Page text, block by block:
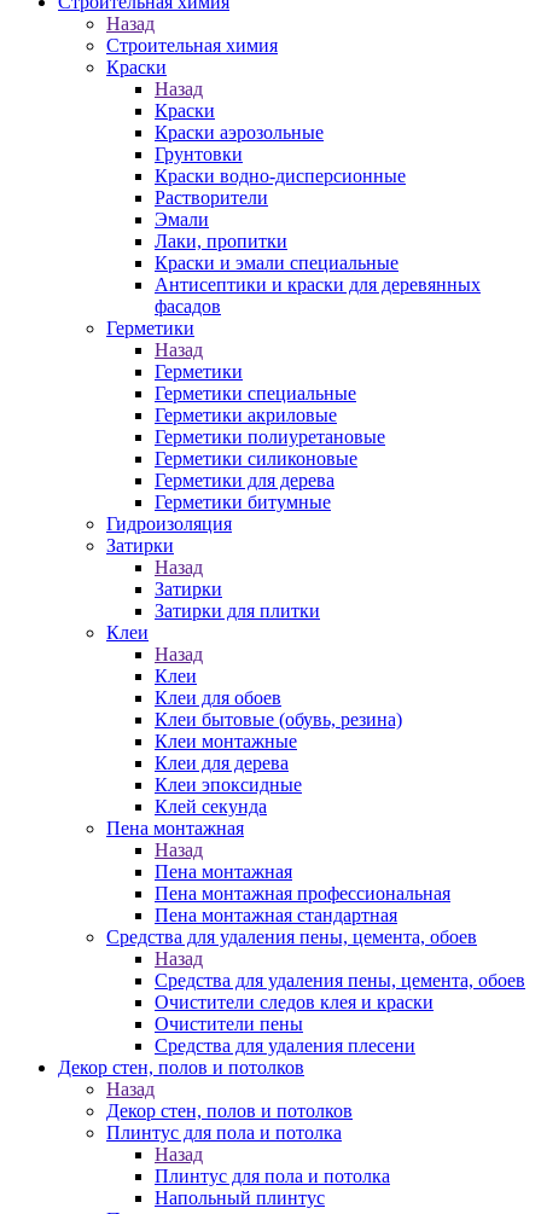
Назад
Строительная химия
Краски
Назад
Краски
Краски аэрозольные
Грунтовки
Краски водно-дисперсионные
Растворители
Эмали
Лаки, пропитки
Краски и эмали специальные
Антисептики и краски для деревянных
фасадов
Герметики
Назад
Герметики
Герметики специальные
Герметики акриловые
Герметики полиуретановые
Герметики силиконовые
Герметики для дерева
Герметики битумные
Гидроизоляция
Затирки
Назад
Затирки
Затирки для плитки
Клеи
Назад
Клеи
Клеи для обоев
Клеи бытовые (обувь, резина)
Клеи монтажные
Клеи для дерева
Клеи эпоксидные
Клей секунда
Пена монтажная
Назад
Пена монтажная
Пена монтажная профессиональная
Пена монтажная стандартная
Средства для удаления пены, цемента, обоев
Назад
Средства для удаления пены, цемента, обоев
Очистители следов клея и краски
Очистители пены
Средства для удаления плесени
Декор стен, полов и потолков
Назад
Декор стен, полов и потолков
Плинтус для пола и потолка
Назад
Плинтус для пола и потолка
Напольный плинтус